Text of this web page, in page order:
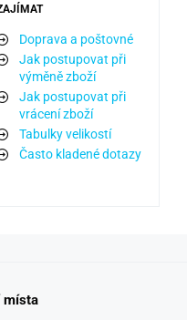
Doprava a poštovné
Jak postupovat při
výměně zboží
Jak postupovat při
vrácení zboží
Tabulky velikostí
Často kladené dotazy
místa